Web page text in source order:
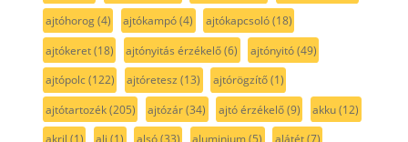
ajtóhorog(4) ajtókampó(4) ajtókapcsoló(18)
ajtókeret(18) ajtónyitás érzékelő(6) ajtónyitó(49)
ajtópolc(122) ajtóretesz (13) ajtórögzítő(1)
ajtótartozék(205) ajtózár(34) ajtó érzékelő(9) akku(12)